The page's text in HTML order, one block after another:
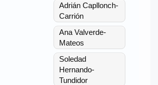
Adrián Capllonch-
Carrión
Ana Valverde-
Mateos
Soledad
Hernando-
Tundidor